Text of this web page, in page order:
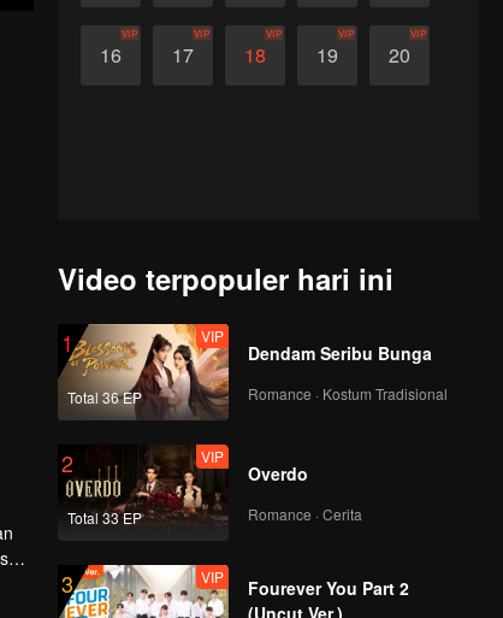
16
VIP
17
VIP
18
VIP
19
VIP
20
VIP
Video terpopuler hari ini
1
Total 36 EP
VIP
Dendam Seribu Bunga
Romance · Kostum Tradisional
2
Total 33 EP
VIP
Overdo
Romance · Cerita
3 VIP
Fourever You Part 2
(Uncut Ver.)